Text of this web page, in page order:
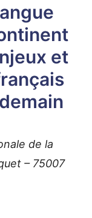
menu
et
de la
– 75007